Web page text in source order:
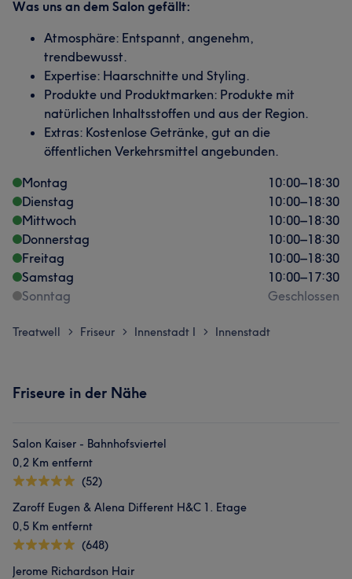
Was uns an dem Salon gefällt:
Atmosphäre: Entspannt, angenehm,
trendbewusst.
Expertise: Haarschnitte und Styling.
Produkte und Produktmarken: Produkte mit
natürlichen Inhaltsstoffen und aus der Region.
Extras: Kostenlose Getränke, gut an die
öffentlichen Verkehrsmittel angebunden.
Montag
10:00–18:30
Dienstag
10:00–18:30
Mittwoch
10:00–18:30
Donnerstag
10:00–18:30
Freitag
10:00–18:30
Samstag
10:00–17:30
Sonntag
Geschlossen
Treatwell > Friseur > Innenstadt I > Innenstadt
Friseure in der Nähe
Salon Kaiser - Bahnhofsviertel
0,2 Km entfernt
(52)
Zaroff Eugen & Alena Different H&C 1. Etage
0,5 Km entfernt
(648)
Jerome Richardson Hair